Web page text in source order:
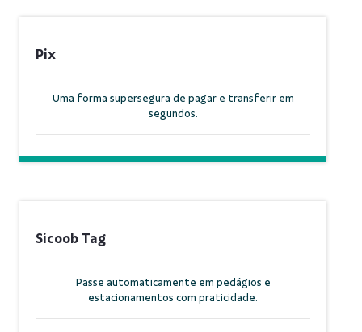
Pix
Uma forma supersegura de pagar e transferir em
segundos.
Sicoob Tag
Passe automaticamente em pedágios e
estacionamentos com praticidade.